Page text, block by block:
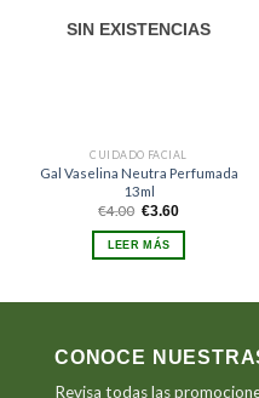
SIN EXISTENCIAS
CUIDADO FACIAL
Gal Vaselina Neutra Perfumada
13ml
€4.00 El
original
era:
€4.00.
€3.60El
actual
€3.60.
LEER MÁS
CONOCE
Revisa todas las